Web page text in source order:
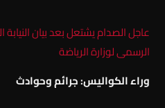
عاجل الصدام يشتعل بعد بيان
الرسمى لوزارة الرياضة
وراء الكواليس: جرائم وحوادث